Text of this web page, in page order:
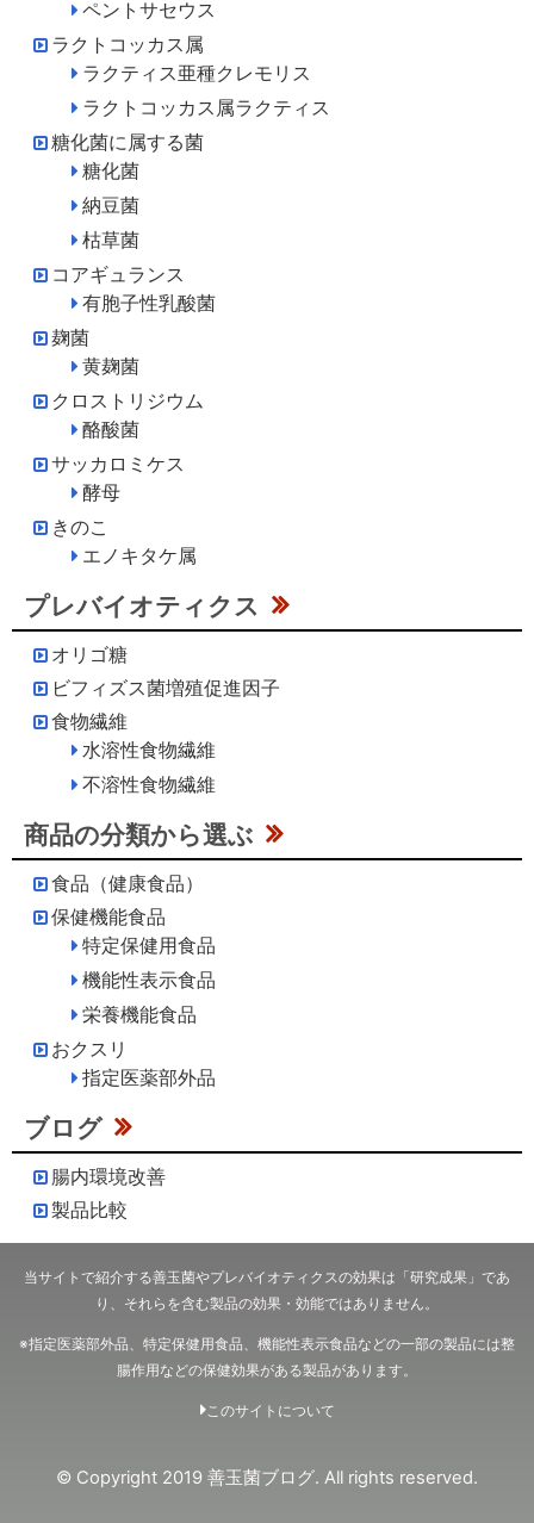
ペントサセウス
ラクトコッカス属
ラクティス亜種クレモリス
ラクトコッカス属ラクティス
糖化菌に属する菌
糖化菌
納豆菌
枯草菌
コアギュランス
有胞子性乳酸菌
麹菌
黄麹菌
クロストリジウム
酪酸菌
サッカロミケス
酵母
きのこ
エノキタケ属
プレバイオティクス
オリゴ糖
ビフィズス菌増殖促進因子
食物繊維
水溶性食物繊維
不溶性食物繊維
商品の分類から選ぶ
食品（健康食品）
保健機能食品
特定保健用食品
機能性表示食品
栄養機能食品
おクスリ
指定医薬部外品
ブログ
腸内環境改善
製品比較
当サイトで紹介する善玉菌やプレバイオティクスの効果は「研究成果」であ
り、それらを含む製品の効果・効能ではありません。
※指定医薬部外品、特定保健用食品、機能性表示食品などの一部の製品には整
腸作用などの保健効果がある製品があります。
このサイトについて
© Copyright 2019 善玉菌ブログ. All rights reserved.